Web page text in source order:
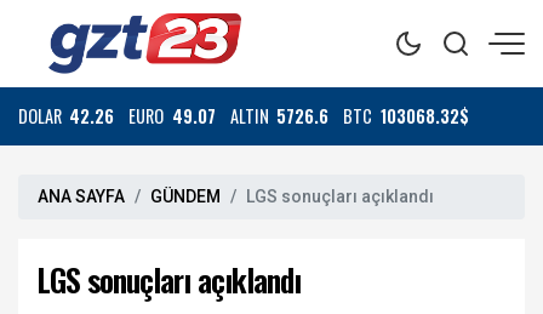
DOLAR 42.26 EURO 49.07 ALTIN 5726.6 BTC 103068.32$
ANA SAYFA GÜNDEM LGS sonuçları açıklandı
LGS sonuçları açıklandı